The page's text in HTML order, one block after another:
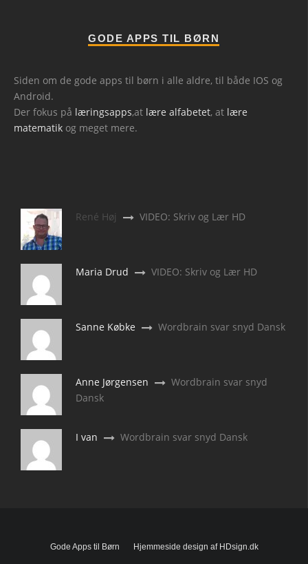
GODE APPS TIL BØRN
Siden om de gode apps til børn i alle aldre, til både IOS og
Android.
Der fokus på læringsapps,at lære alfabetet, at lære
matematik og meget mere.
René Høj VIDEO: Skriv og Lær HD
Maria Drud VIDEO: Skriv og Lær HD
Sanne Købke Wordbrain svar snyd Dansk
Anne Jørgensen
Wordbrain svar snyd
Dansk
I van Wordbrain svar snyd Dansk
Gode Apps til Børn Hjemmeside design af HDsign.dk